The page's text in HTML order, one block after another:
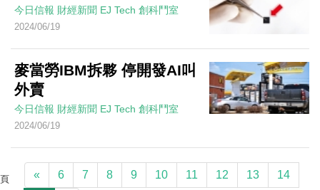
今日信報 財經新聞 EJ Tech 創科鬥室
2024/06/19
麥當勞IBM拆夥 停開發AI叫
外賣
今日信報 財經新聞 EJ Tech 創科鬥室
2024/06/19
頁
« 6 7 8 9 10 11 12 13 14